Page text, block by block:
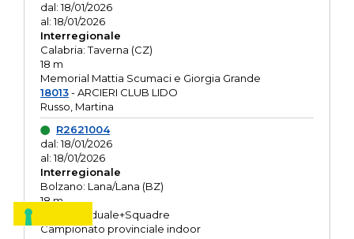
dal: 18/01/2026
al: 18/01/2026
Interregionale
Calabria: Taverna (CZ)
18 m
Memorial Mattia Scumaci e Giorgia Grande
18013- ARCIERI CLUB LIDO
Russo, Martina
R2621004
dal: 18/01/2026
al: 18/01/2026
Interregionale
Bolzano: Lana/Lana (BZ)
18 m
O.R. Individuale+Squadre
Campionato provinciale indoor